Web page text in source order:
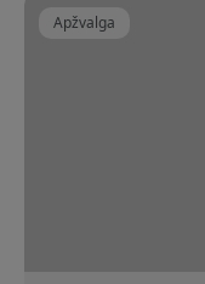
Apžvalga